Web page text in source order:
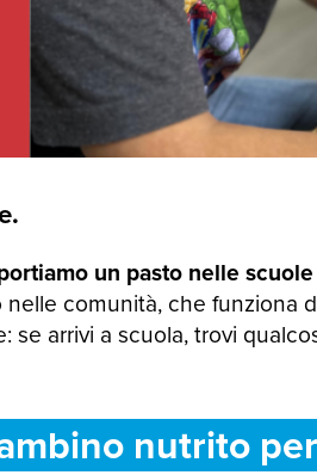
un pasto nelle scuole
comunità, che funziona
arrivi a scuola, trovi
nutrito